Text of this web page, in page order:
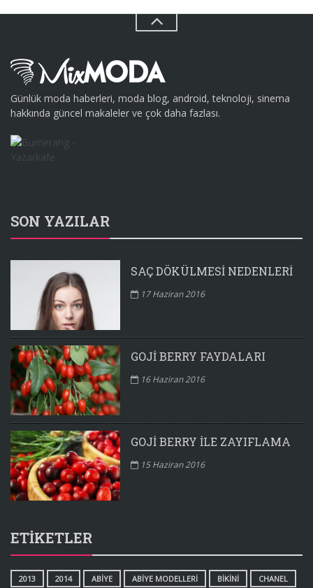
Günlük moda haberleri, moda blog, android, teknoloji, sinema
hakkında güncel makaleler ve çok daha fazlası.
SON YAZILAR
SAÇ DÖKÜLMESI NEDENLERI
17 Haziran 2016
GOJI BERRY FAYDALARI
16 Haziran 2016
GOJI BERRY ILE ZAYIFLAMA
15 Haziran 2016
ETIKETLER
2013 2014 ABIYE ABIYE MODELLERI BIKINI CHANEL